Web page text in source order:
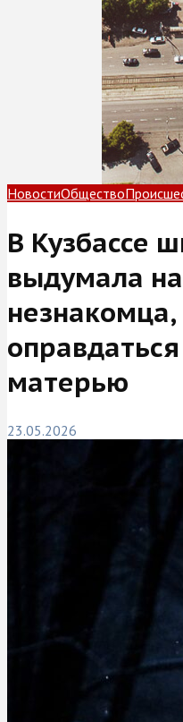
НовостиОбщество
В Кузбассе
выдумала
матерью
23.05.2026